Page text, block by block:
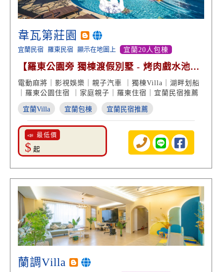
韋瓦第莊園
宜蘭民宿 羅東民宿 顯示在地圖上 宜蘭20人包棟
【羅東公園旁 獨棟渡假別墅 - 烤肉戲水池包
棟 品味住宿】
電動麻將｜影視娛樂｜親子汽車 ｜獨棟Villa｜湖畔划船
｜羅東公園住宿 ｜家庭親子｜羅東住宿｜宜蘭民宿推薦
宜蘭Villa 宜蘭包棟 宜蘭民宿推薦
📣 最低價
$ 起
蘭調Villa